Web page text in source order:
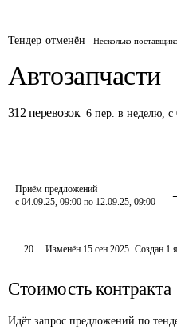
Тендер отменён Несколько
Автозапчасти
312 перевозок 6 пер. в неделю,с
Приём предложений
с 04.09.25, 09:00 по 12.09.25, 09:00
20 Изменён 15 сен 2025. Создан 1
Стоимость контракта
Идёт запрос предложений по